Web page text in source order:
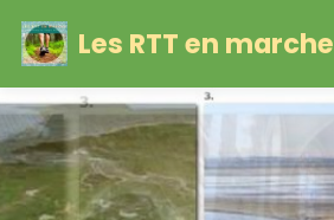
Les RTT en marche